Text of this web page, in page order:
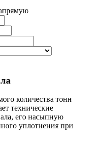
количества тонн
технические
его насыпную
уплотнения при